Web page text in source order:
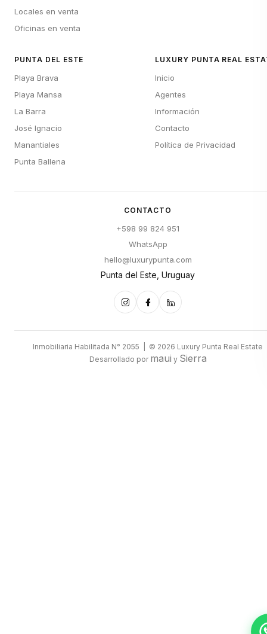
Locales en venta
Oficinas en venta
PUNTA DEL ESTE
Playa Brava
Playa Mansa
La Barra
José Ignacio
Manantiales
Punta Ballena
LUXURY PUNTA REAL
Inicio
Agentes
Información
Contacto
Política de Privacidad
CONTACTO
+598 99 824 951
WhatsApp
hello@luxurypunta.com
Punta del Este, Uruguay
Inmobiliaria Habilitada N° 2055 | © 2026 Luxury Punta Real Estate
Desarrollado por maui y Sierra